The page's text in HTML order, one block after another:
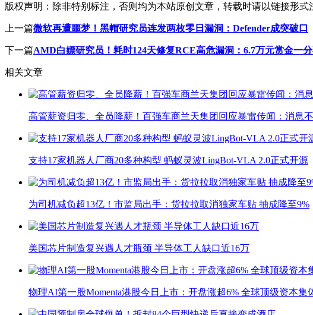
版权声明： 除非特别标注，否则均为本站原创文章，转载时请以链接形式
上一篇微软再遭噩梦！黑帽研究员连发两枚零日漏洞：Defender成突破口
下一篇AMD白嫖研究员！耗时124天修复RCE高危漏洞：6.7万元赏金一
相关文章
高管薪资归零、全员降薪！百强车商兰天集团回应暴雷传闻：消息
支持17家机器人厂商20多种构型 蚂蚁灵波LingBot-VLA 2.0正式开源
为司机减负超13亿！市监局出手：货拉拉取消独家车贴 抽成降至9%
美国芯片制造复兴遇人才瓶颈 半导体工人缺口近16万
物理AI第一股Momenta港股今日上市：开盘涨超6% 全球顶级资本集